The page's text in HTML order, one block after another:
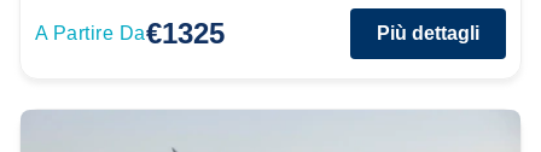
A Partire Da€1325 Più dettagli